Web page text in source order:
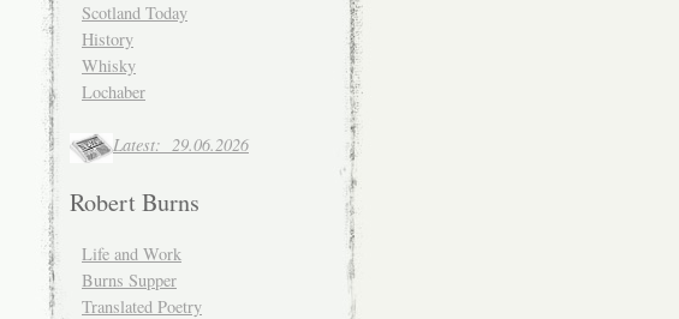
Scotland Today
History
Whisky
Lochaber
Latest: 29.06.2026
Robert Burns
Life and Work
Burns Supper
Translated Poetry